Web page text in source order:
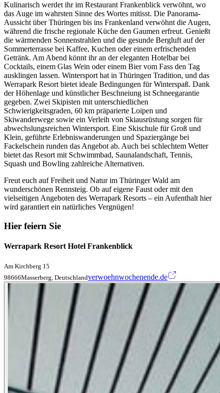
Kulinarisch werdet ihr im Restaurant Frankenblick verwöhnt, wo
das Auge im wahrsten Sinne des Wortes mitisst. Die Panorama-
Aussicht über Thüringen bis ins Frankenland verwöhnt die Augen,
während die frische regionale Küche den Gaumen erfreut. Genießt
die wärmenden Sonnenstrahlen und die gesunde Bergluft auf der
Sommerterrasse bei Kaffee, Kuchen oder einem erfrischenden
Getränk. Am Abend könnt ihr an der eleganten Hotelbar bei
Cocktails, einem Glas Wein oder einem Bier vom Fass den Tag
ausklingen lassen. Wintersport hat in Thüringen Tradition, und das
Werrapark Resort bietet ideale Bedingungen für Winterspaß. Dank
der Höhenlage und künstlicher Beschneiung ist Schneegarantie
gegeben. Zwei Skipisten mit unterschiedlichen
Schwierigkeitsgraden, 60 km präparierte Loipen und
Skiwanderwege sowie ein Verleih von Skiausrüstung sorgen für
abwechslungsreichen Wintersport. Eine Skischule für Groß und
Klein, geführte Erlebniswanderungen und Spaziergänge bei
Fackelschein runden das Angebot ab. Auch bei schlechtem Wetter
bietet das Resort mit Schwimmbad, Saunalandschaft, Tennis,
Squash und Bowling zahlreiche Alternativen.
Freut euch auf Freiheit und Natur im Thüringer Wald am
wunderschönen Rennsteig. Ob auf eigene Faust oder mit den
vielseitigen Angeboten des Werrapark Resorts – ein Aufenthalt hier
wird garantiert ein natürliches Vergnügen!
Hier feiern Sie
Werrapark Resort Hotel Frankenblick
Am Kirchberg 15
98666Masserberg, Deutschlandverwoehnwochenende.de